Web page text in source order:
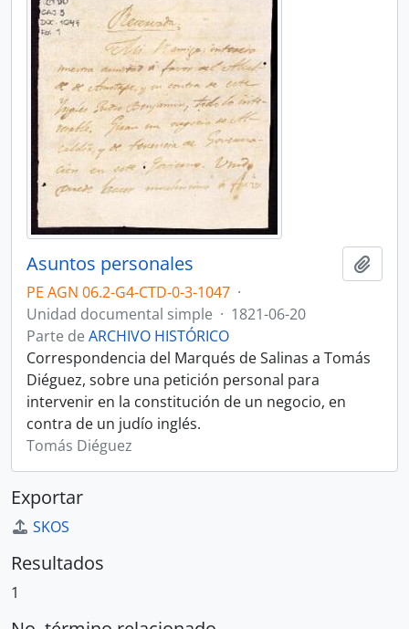
Asuntos personales
PE AGN 06.2-G4-CTD-0-3-1047 ·
Unidad documental simple · 1821-06-20
Parte de ARCHIVO HISTÓRICO
Correspondencia del Marqués de Salinas a Tomás
Diéguez, sobre una petición personal para
intervenir en la constitución de un negocio, en
contra de un judío inglés.
Tomás Diéguez
Exportar
SKOS
Resultados
1